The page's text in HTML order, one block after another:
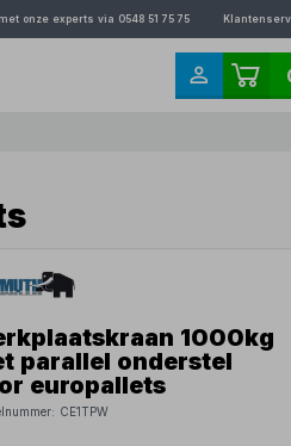
onze experts via 0548 51 75 75
1000kg
parallel onderstel
europallets
CE1TPW